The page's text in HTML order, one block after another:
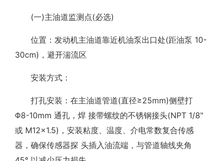
(一)主油道监测点(必选)
位置：发动机主油道靠近机油泵出口处(距油泵 10-
30cm)，避开湍流区
安装方式：
打孔安装：在主油道管道(直径≥25mm)侧壁打
Φ8-10mm 通孔，焊 接带螺纹的不锈钢接头(NPT 1/8"
或 M12×1.5)，安装粘度、温度、介电常数复合传感
器，确保传感器探 头插入油流端，与管道轴线夹角